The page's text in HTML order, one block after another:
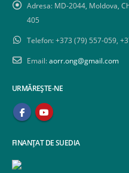
Adresa: MD-2044, Moldova,
405
Telefon:+373 (79) 557-059,
Email:aorr.ong@gmail.com
URMĂREȘTE-NE
FINANȚAT DE SUEDIA